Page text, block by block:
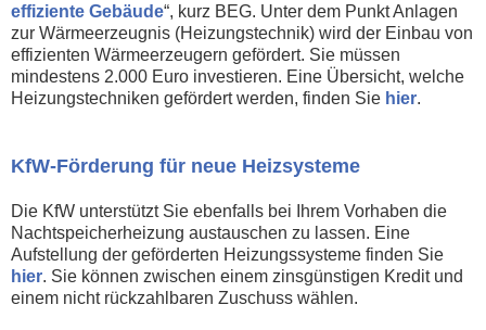
effiziente Gebäude“, kurz BEG. Unter dem Punkt Anlagen
zur Wärmeerzeugnis (Heizungstechnik) wird der Einbau von
effizienten Wärmeerzeugern gefördert. Sie müssen
mindestens 2.000 Euro investieren. Eine Übersicht, welche
Heizungstechniken gefördert werden, finden Sie hier.
KfW-Förderung für neue Heizsysteme
Die KfW unterstützt Sie ebenfalls bei Ihrem Vorhaben die
Nachtspeicherheizung austauschen zu lassen. Eine
Aufstellung der geförderten Heizungssysteme finden Sie
hier. Sie können zwischen einem zinsgünstigen Kredit und
einem nicht rückzahlbaren Zuschuss wählen.